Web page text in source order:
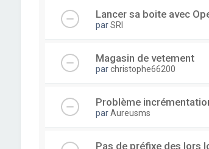
Lancer sa boite avec
parSRI
Magasin de vetement
parchristophe66200
Problème
parAureusms
Pas de préfixe des lors